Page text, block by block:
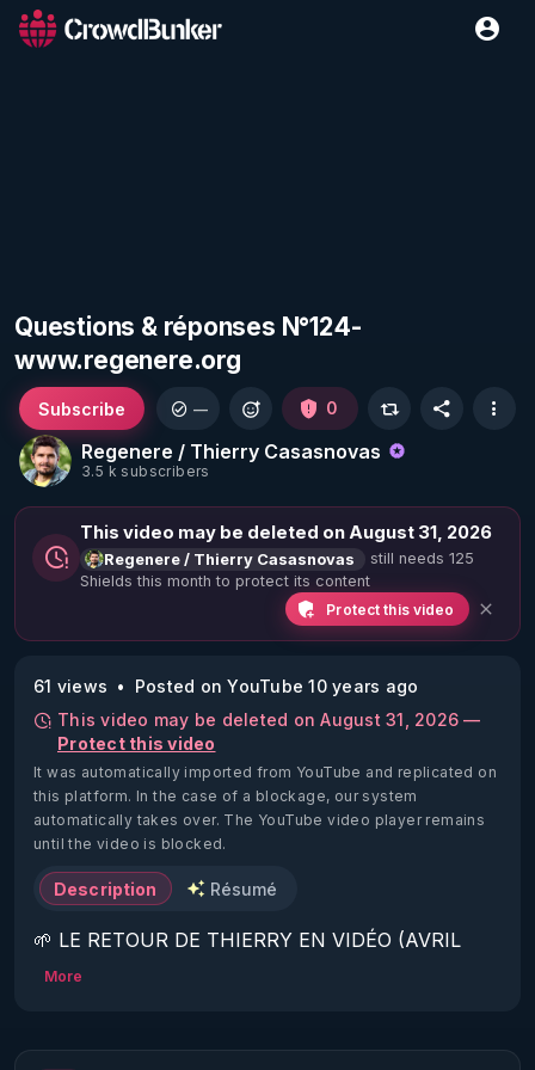
Questions & réponses N°124-
www.regenere.org
Regenere / Thierry Casasnovas
3.5 k subscribers
Subscribe — 0
This video may be deleted on August 31, 2026
Regenere / Thierry Casasnovas
still needs 125
Shields this month to protect its content
Protect this video
61 views
Posted on YouTube 10 years ago
This video may be deleted on August 31, 2026 —
Protect this video
It was automatically imported from YouTube and replicated on
this platform. In the case of a blockage, our system
automatically takes over. The YouTube video player remains
until the video is blocked.
Description Résumé
🌱 LE RETOUR DE THIERRY EN VIDÉO (AVRIL
2022)!
https://www.rgnr.fr/presentation.html
More